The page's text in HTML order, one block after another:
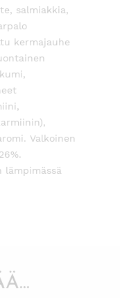
salmiakkia,
kermajauhe
Valkoinen
lämpimässä